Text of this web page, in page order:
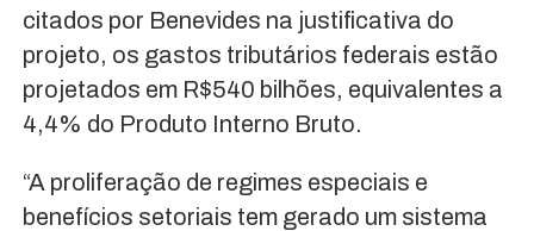
citados por Benevides na justificativa do
projeto, os gastos tributários federais estão
projetados em R$540 bilhões, equivalentes a
4,4% do Produto Interno Bruto.
“A proliferação de regimes especiais e
benefícios setoriais tem gerado um sistema